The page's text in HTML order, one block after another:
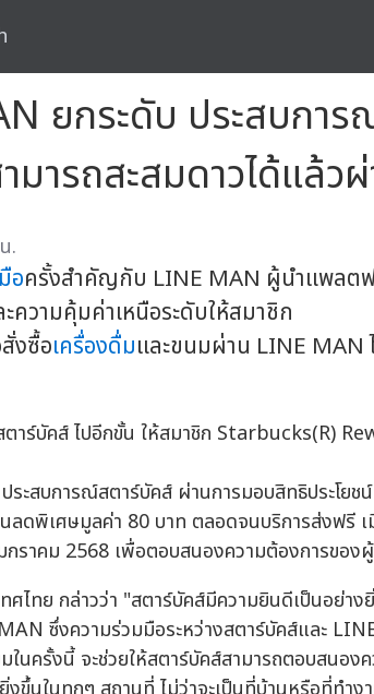
ยกระดับ ประสบกา
ารถสะสมดาวได้แล้ว
.
อครั้งสำคัญกับ LINE MAN ผู้นำแพลต
วามคุ้มค่าเหนือระดับให้สมาชิก
งซื้อเครื่องดื่มและขนมผ่าน LINE MAN
ะสบการณ์สตาร์บัคส์ ผ่านการมอบสิทธิประโยช
ลดพิเศษมูลค่า 80 บาท ตลอดจนบริการส่งฟรี เ
าคม 2568 เพื่อตอบสนองความต้องการของ
ไทย กล่าวว่า "สตาร์บัคส์มีความยินดีเป็นอย่าง
ซึ่งความร่วมมือระหว่างสตาร์บัคส์และ
นครั้งนี้ จะช่วยให้สตาร์บัคส์สามารถตอบสนอง